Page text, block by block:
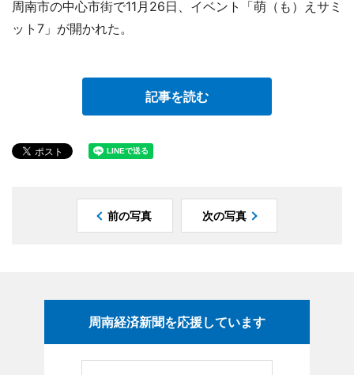
周南市の中心市街で11月26日、イベント「萌（も）えサミ
ット7」が開かれた。
記事を読む
前の写真 次の写真
周南経済新聞を応援しています